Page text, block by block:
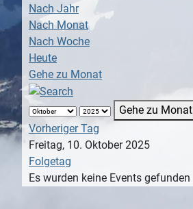
Nach Jahr
Nach Monat
Nach Woche
Heute
Gehe zu Monat
Gehe zu Monat
Vorheriger Tag
Freitag, 10. Oktober 2025
Folgetag
Es wurden keine Events gefunden